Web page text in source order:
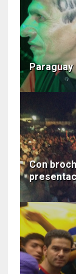
Con